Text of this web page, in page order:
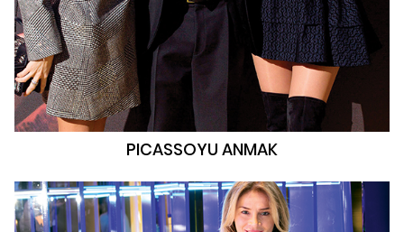
PICASSOYU ANMAK